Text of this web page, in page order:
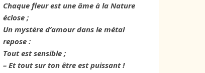
Chaque fleur est une âme à la Nature
éclose ;
Un mystère d’amour dans le métal
repose :
Tout est sensible ;
– Et tout sur ton être est puissant !